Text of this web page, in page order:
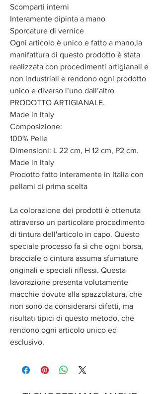
Scomparti interni
Interamente dipinta a mano
Sporcature di vernice
Ogni articolo è unico e fatto a mano,la
manifattura di questo prodotto è stata
realizzata con procedimenti artigianali e
non industriali e rendono ogni prodotto
unico e diverso l’uno dall’altro
PRODOTTO ARTIGIANALE.
Made in Italy
Composizione:
100% Pelle
Dimensioni: L 22 cm, H 12 cm, P2 cm.
Made in Italy
Prodotto fatto interamente in Italia con
pellami di prima scelta
La colorazione dei prodotti è ottenuta
attraverso un particolare procedimento
di tintura dell'articolo in capo. Questo
speciale processo fa sì che ogni borsa,
bracciale o cintura assuma sfumature
originali e speciali riflessi. Questa
lavorazione presenta volutamente
macchie dovute alla spazzolatura, che
non sono da considerarsi difetti, ma
risultati tipici di questo metodo, che
rendono ogni articolo unico ed
esclusivo.